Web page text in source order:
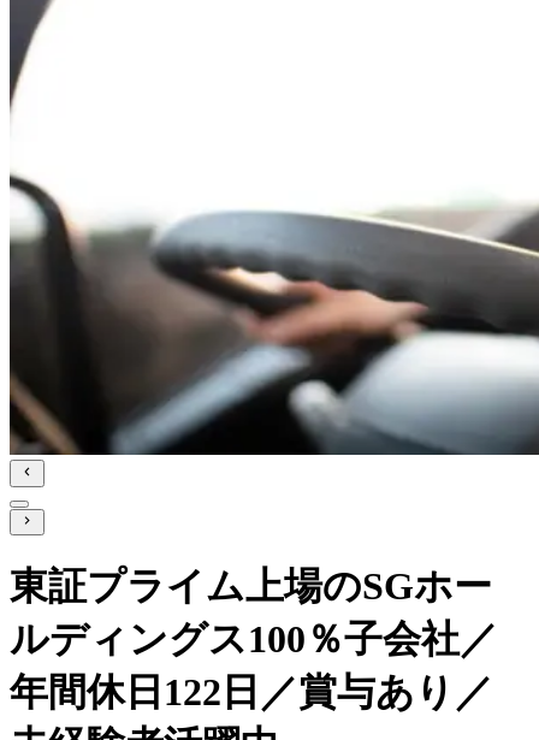
東証プライム上場のSGホー
ルディングス100％子会社／
年間休日122日／賞与あり／